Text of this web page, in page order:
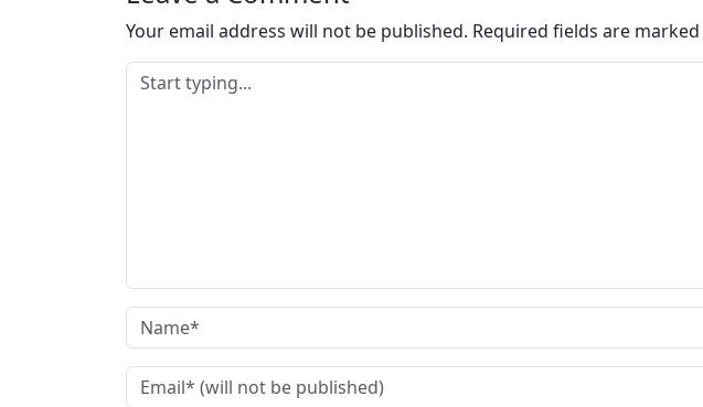
Your email address will not be published. Required fields are marked